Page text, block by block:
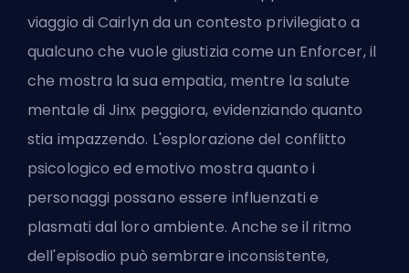
viaggio di Cairlyn da un contesto privilegiato a
qualcuno che vuole giustizia come un Enforcer, il
che mostra la sua empatia, mentre la salute
mentale di Jinx peggiora, evidenziando quanto
stia impazzendo. L'esplorazione del conflitto
psicologico ed emotivo mostra quanto i
personaggi possano essere influenzati e
plasmati dal loro ambiente. Anche se il ritmo
dell'episodio può sembrare inconsistente,